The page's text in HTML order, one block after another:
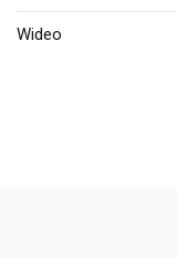
Wideo